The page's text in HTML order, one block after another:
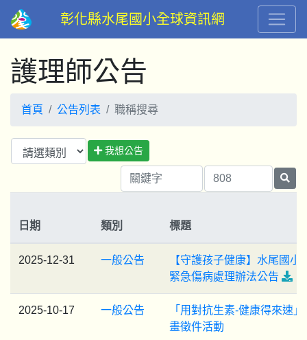
彰化縣水尾國小全球資訊網
護理師公告
首頁 公告列表 職稱搜尋
我想公告
日期 類別 標題
2025-12-31 一般公告
【守護孩子健康】水尾國小
緊急傷病處理辦法公告
2025-10-17 一般公告
「用對抗生素-健康得來速」
畫徵件活動